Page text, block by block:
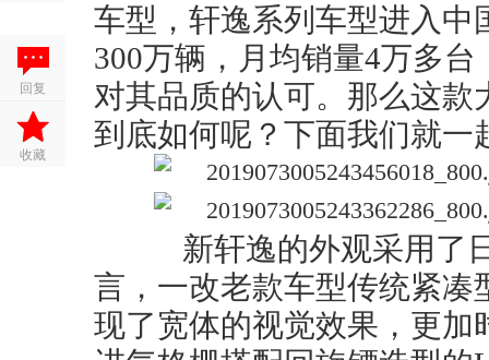
回复
收藏
车型，轩逸系列车型进入中
300万辆，月均销量4万多
对其品质的认可。那么这
到底如何呢？下面我们就一
新轩逸的外观采用了
言，一改老款车型传统紧
现了宽体的视觉效果，更